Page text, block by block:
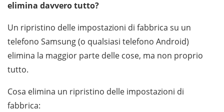
elimina davvero tutto?
Un ripristino delle impostazioni di fabbrica su un
telefono Samsung (o qualsiasi telefono Android)
elimina la maggior parte delle cose, ma non proprio
tutto.
Cosa elimina un ripristino delle impostazioni di
fabbrica: